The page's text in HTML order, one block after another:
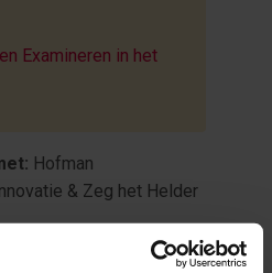
Examineren in het
Hofman
& Zeg het Helder